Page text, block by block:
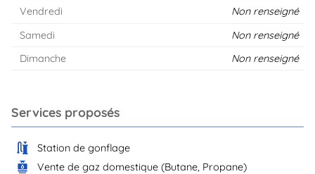
Vendredi
Non renseigné
Samedi
Non renseigné
Dimanche
Non renseigné
Services proposés
Station de gonflage
Vente de gaz domestique (Butane, Propane)